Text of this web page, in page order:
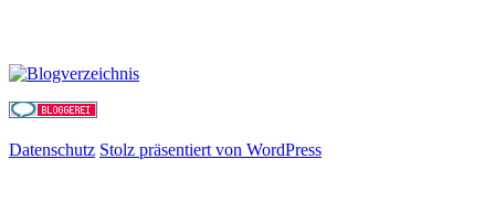
Datenschutz Stolz präsentiert von WordPress